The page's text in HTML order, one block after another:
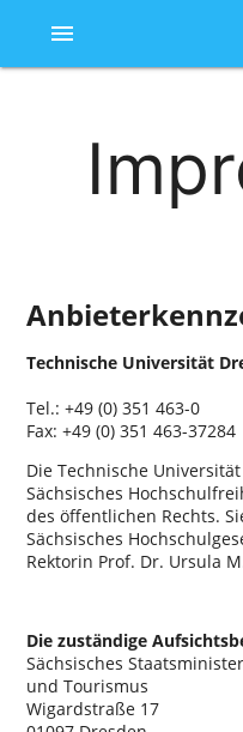
menu
Technische Universität
Tel.: +49 (0) 351 463-0
Fax: +49 (0) 351 463-37284
Die Technische
Sächsisches
des öffentlichen Rechts.
Sächsisches
Rektorin Prof. Dr. Ursula
Die zuständige
Sächsisches
und Tourismus
Wigardstraße 17